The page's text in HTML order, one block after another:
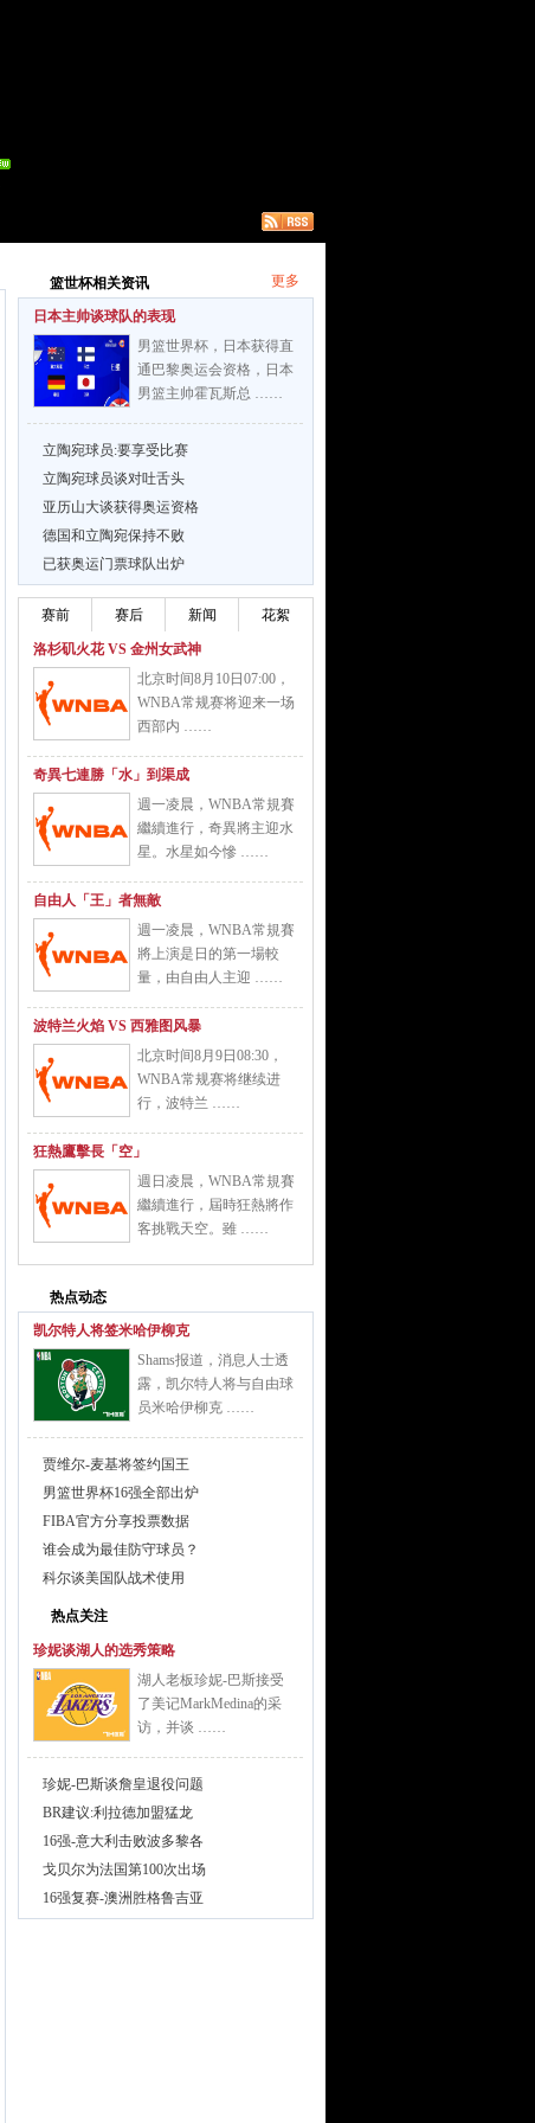
篮世杯相关资讯 更多
日本主帅谈球队的表现
男篮世界杯，日本获得直
通巴黎奥运会资格，日本
男篮主帅霍瓦斯总 ……
立陶宛球员:要享受比赛
立陶宛球员谈对吐舌头
亚历山大谈获得奥运资格
德国和立陶宛保持不败
已获奥运门票球队出炉
赛前 赛后 新闻 花絮
洛杉矶火花 VS 金州女武神
北京时间8月10日07:00，
WNBA常规赛将迎来一场
西部内 ……
奇異七連勝「水」到渠成
週一凌晨，WNBA常規賽
繼續進行，奇異將主迎水
星。水星如今慘 ……
自由人「王」者無敵
週一凌晨，WNBA常規賽
將上演是日的第一場較
量，由自由人主迎 ……
波特兰火焰 VS 西雅图风暴
北京时间8月9日08:30，
WNBA常规赛将继续进
行，波特兰 ……
狂熱鷹擊長「空」
週日凌晨，WNBA常規賽
繼續進行，屆時狂熱將作
客挑戰天空。雖 ……
热点动态
凯尔特人将签米哈伊柳克
Shams报道，消息人士透
露，凯尔特人将与自由球
员米哈伊柳克 ……
贾维尔-麦基将签约国王
男篮世界杯16强全部出炉
FIBA官方分享投票数据
谁会成为最佳防守球员？
科尔谈美国队战术使用
热点关注
珍妮谈湖人的选秀策略
湖人老板珍妮-巴斯接受
了美记MarkMedina的采
访，并谈 ……
珍妮-巴斯谈詹皇退役问题
BR建议:利拉德加盟猛龙
16强-意大利击败波多黎各
戈贝尔为法国第100次出场
16强复赛-澳洲胜格鲁吉亚